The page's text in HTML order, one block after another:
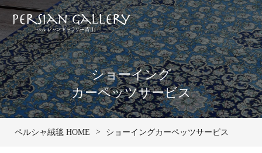
ショーイング
カーペッツサービス
ペルシャ絨毯 HOME ショーイングカーペッツサービス